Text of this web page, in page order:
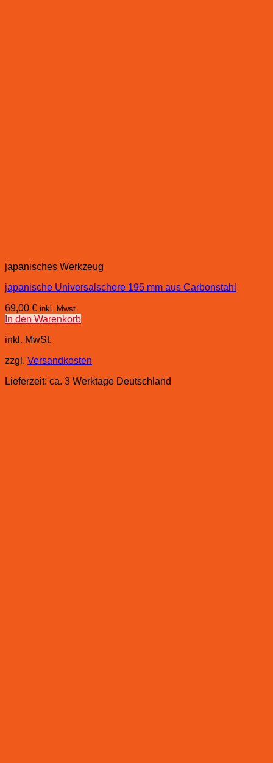
japanisches Werkzeug
japanische Universalschere 195 mm aus Carbonstahl
69,00 € inkl. Mwst.
In den Warenkorb
inkl. MwSt.
zzgl. Versandkosten
Lieferzeit: ca. 3 Werktage Deutschland